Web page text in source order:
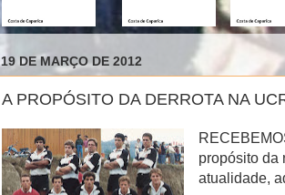
19 DE MARÇO DE 2012
A PROPÓSITO DA DERROTA NA
propósito da
atualidade,